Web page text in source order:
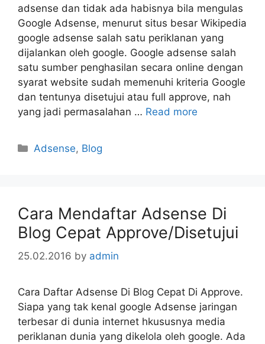
adsense dan tidak ada habisnya bila mengulas
Google Adsense, menurut situs besar Wikipedia
google adsense salah satu periklanan yang
dijalankan oleh google. Google adsense salah
satu sumber penghasilan secara online dengan
syarat website sudah memenuhi kriteria Google
dan tentunya disetujui atau full approve, nah
yang jadi permasalahan … Read more
Categories
Adsense, Blog
Cara Mendaftar Adsense Di
Blog Cepat Approve/Disetujui
25.02.2016 by admin
Cara Daftar Adsense Di Blog Cepat Di Approve.
Siapa yang tak kenal google Adsense jaringan
terbesar di dunia internet hkususnya media
periklanan dunia yang dikelola oleh google. Ada